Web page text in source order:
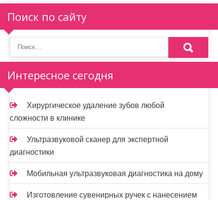
и
я
п
о
з
а
п
и
с
я
м
Поиск по сайту
Интересное сегодня
Хирургическое удаление зубов любой
сложности в клинике
Ультразвуковой сканер для экспертной
диагностики
Мобильная ультразвуковая диагностика на дому
Изготовление сувенирных ручек с нанесением